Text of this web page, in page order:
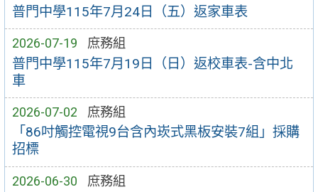
普門中學115年7月24日（五）返家車表
2026-07-19 庶務組
普門中學115年7月19日（日）返校車表-含中北
車
2026-07-02 庶務組
「86吋觸控電視9台含內崁式黑板安裝7組」採購
招標
2026-06-30 庶務組